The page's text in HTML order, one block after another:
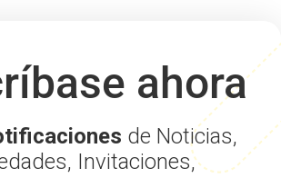
ahora
de Noticias,
Invitaciones,